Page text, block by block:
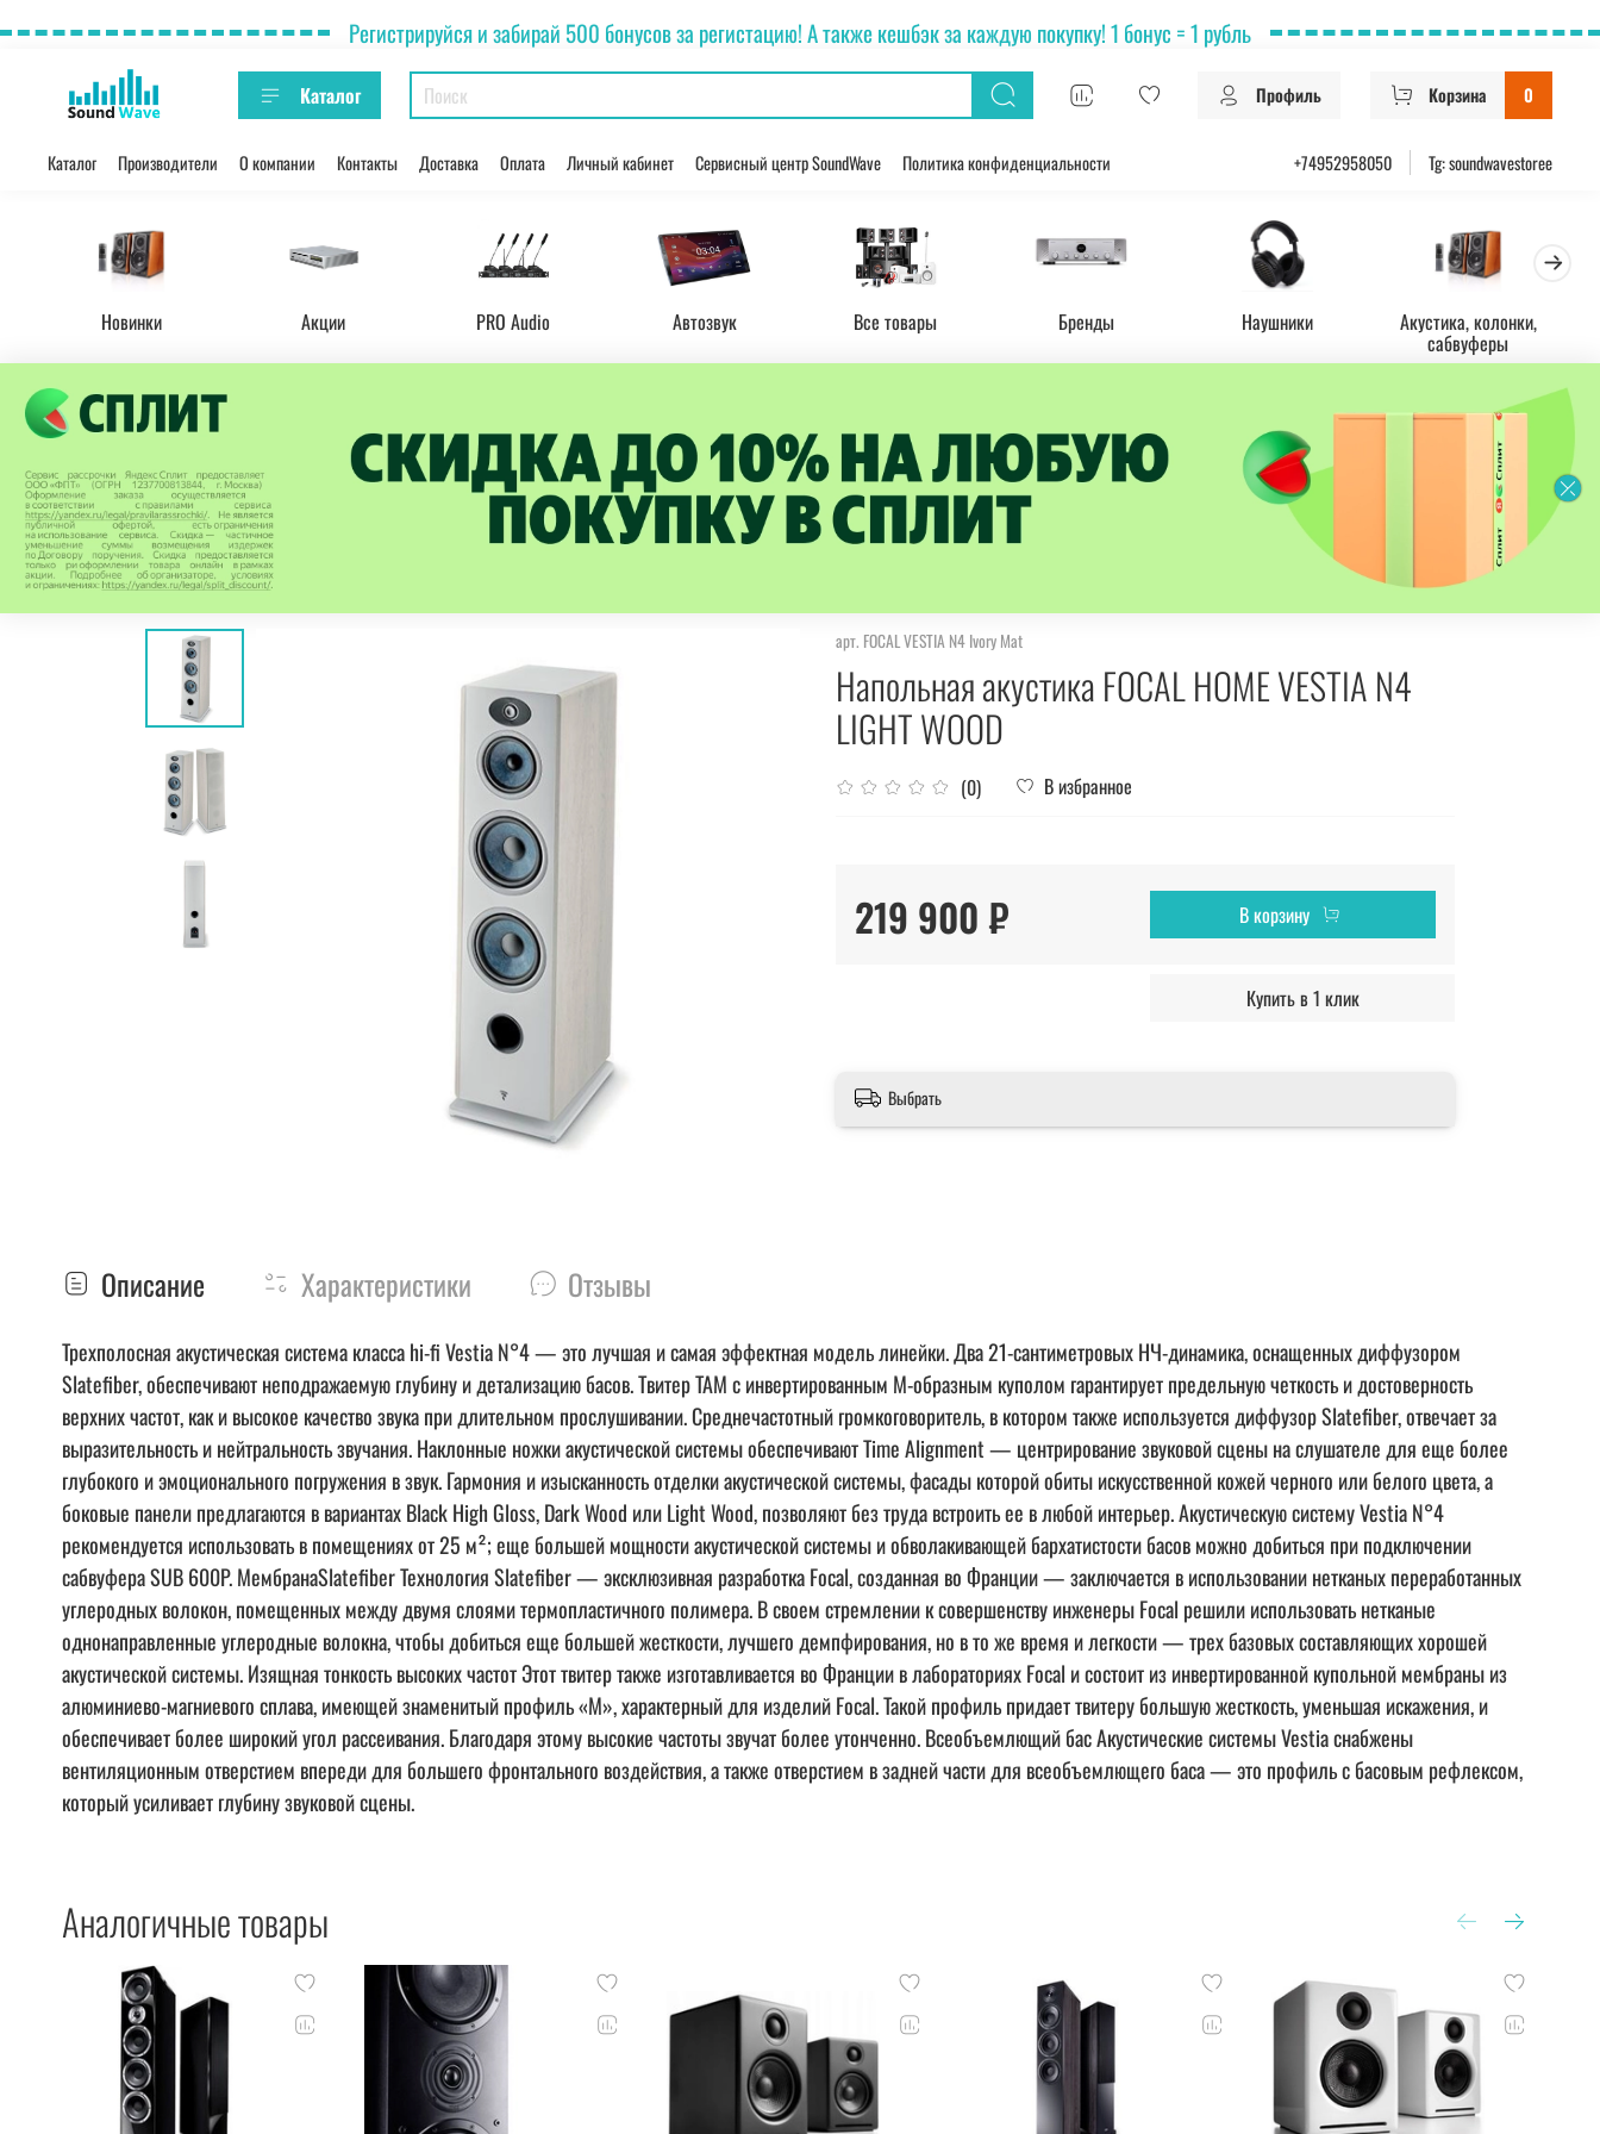
Регистрируйся и забирай 500 бонусов за регистацию! А также кешбэк за каждую покупку! 1 бонус = 1 рубль
Каталог Профиль Корзина 0
Каталог Производители О компании Контакты Доставка Оплата Личный кабинет Сервисный центр SoundWave Политика конфиденциальности +74952958050 Tg: soundwavestoree
Новинки Акции PRO Audio Автозвук Все товары Бренды Наушники Акустика, колонки,
сабвуферы
арт. FOCAL VESTIA N4 Ivory Mat
Напольная акустика FOCAL HOME VESTIA N4
LIGHT WOOD
(0) В избранное
219 900 ₽ В корзину
Купить в 1 клик
Выбрать
Описание Характеристики Отзывы
Трехполосная акустическая система класса hi-fi Vestia N°4 — это лучшая и самая эффектная модель линейки. Два 21-сантиметровых НЧ-динамика, оснащенных диффузором
Slatefiber, обеспечивают неподражаемую глубину и детализацию басов. Твитер TAM с инвертированным М-образным куполом гарантирует предельную четкость и достоверность
верхних частот, как и высокое качество звука при длительном прослушивании. Среднечастотный громкоговоритель, в котором также используется диффузор Slatefiber, отвечает за
выразительность и нейтральность звучания. Наклонные ножки акустической системы обеспечивают Time Alignment — центрирование звуковой сцены на слушателе для еще более
глубокого и эмоционального погружения в звук. Гармония и изысканность отделки акустической системы, фасады которой обиты искусственной кожей черного или белого цвета, а
боковые панели предлагаются в вариантах Black High Gloss, Dark Wood или Light Wood, позволяют без труда встроить ее в любой интерьер. Акустическую систему Vestia N°4
рекомендуется использовать в помещениях от 25 м²; еще большей мощности акустической системы и обволакивающей бархатистости басов можно добиться при подключении
сабвуфера SUB 600P. МембранаSlatefiber Технология Slatefiber — эксклюзивная разработка Focal, созданная во Франции — заключается в использовании нетканых переработанных
углеродных волокон, помещенных между двумя слоями термопластичного полимера. В своем стремлении к совершенству инженеры Focal решили использовать нетканые
однонаправленные углеродные волокна, чтобы добиться еще большей жесткости, лучшего демпфирования, но в то же время и легкости — трех базовых составляющих хорошей
акустической системы. Изящная тонкость высоких частот Этот твитер также изготавливается во Франции в лабораториях Focal и состоит из инвертированной купольной мембраны из
алюминиево-магниевого сплава, имеющей знаменитый профиль «М», характерный для изделий Focal. Такой профиль придает твитеру большую жесткость, уменьшая искажения, и
обеспечивает более широкий угол рассеивания. Благодаря этому высокие частоты звучат более утонченно. Всеобъемлющий бас Акустические системы Vestia снабжены
вентиляционным отверстием впереди для большего фронтального воздействия, а также отверстием в задней части для всеобъемлющего баса — это профиль с басовым рефлексом,
который усиливает глубину звуковой сцены.
Аналогичные товары